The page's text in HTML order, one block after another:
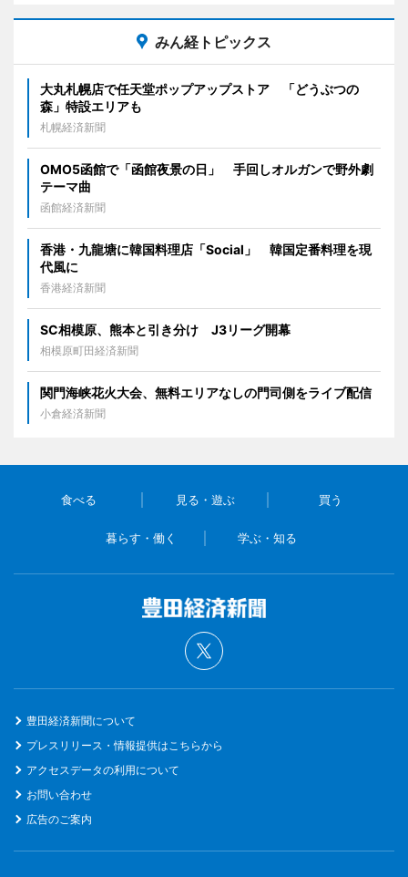
みん経トピックス
大丸札幌店で任天堂ポップアップストア 「どうぶつの
森」特設エリアも
札幌経済新聞
OMO5函館で「函館夜景の日」 手回しオルガンで野外劇
テーマ曲
函館経済新聞
香港・九龍塘に韓国料理店「Social」 韓国定番料理を現
代風に
香港経済新聞
SC相模原、熊本と引き分け J3リーグ開幕
相模原町田経済新聞
関門海峡花火大会、無料エリアなしの門司側をライブ配信
小倉経済新聞
食べる 見る・遊ぶ 買う
暮らす・働く 学ぶ・知る
豊田経済新聞について
プレスリリース・情報提供はこちらから
アクセスデータの利用について
お問い合わせ
広告のご案内